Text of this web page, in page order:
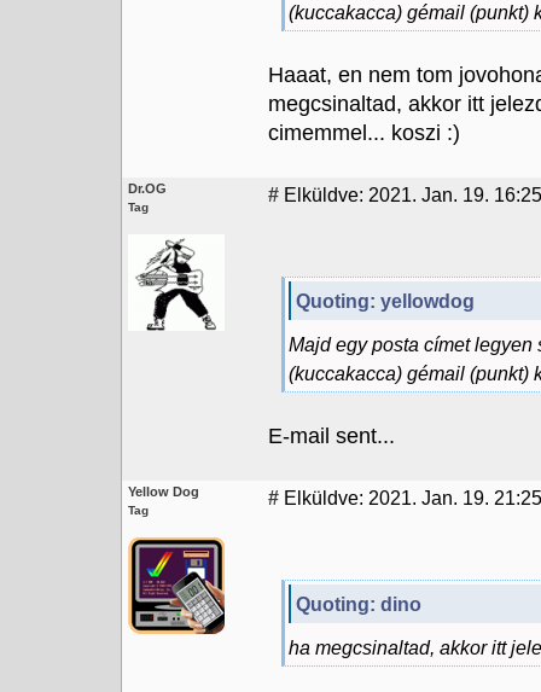
(kuccakacca) gémail (punkt)
Haaat, en nem tom
megcsinaltad, akkor itt
cimemmel... koszi :)
Dr.OG
Tag
# Elküldve: 2021. Jan. 19. 16:25
Quoting: yellowdog
Majd egy posta címet
(kuccakacca) gémail (punkt)
E-mail sent...
Yellow Dog
Tag
# Elküldve: 2021. Jan. 19. 21:25
Quoting: dino
ha megcsinaltad, akkor itt